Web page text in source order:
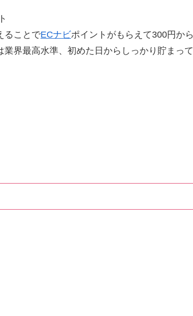
ることでECナビポイントがもらえて300円から
界最高水準、初めた日からしっかり貯まって